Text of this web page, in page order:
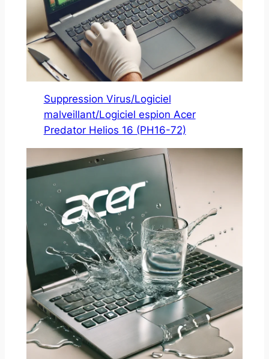
Suppression Virus/Logiciel
malveillant/Logiciel espion Acer
Predator Helios 16 (PH16-72)